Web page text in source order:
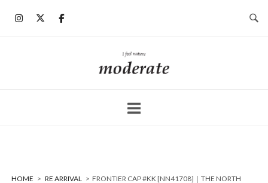
ホ
ー
HOME > RE ARRIVAL > FRONTIER CAP #KK [NN41708]｜THE NORTH